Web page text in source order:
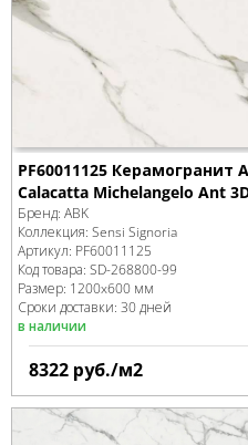
PF60011125 Керамогранит
Calacatta Michelangelo Ant
Бренд: ABK
Коллекция: Sensi Signoria
Артикул: PF60011125
Код товара: SD-268800-99
Размер: 1200x600 мм
Сроки доставки: 30 дней
в наличии
8322 руб./м2